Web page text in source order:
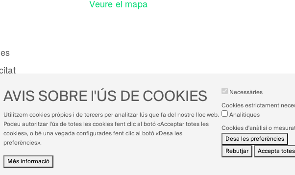
Veure el mapa
AVIS SOBRE l'ÚS DE COOKIES
Utilitzem cookies pròpies i de tercers per analitzar lús que fa del nostre lloc web.
Podeu autoritzar l'ús de totes les cookies fent clic al botó «Acceptar totes les
cookies», o bé una vegada configurades fent clic al botó «Desa les
preferències».
Més informació
Necessàries
Cookies estrictament
Analítiques
Cookies d'anàlisi o
Desa les preferències
Rebutjar
Accepta